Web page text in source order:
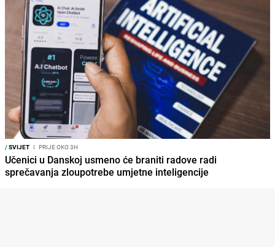
/SVIJET I PRIJE OKO 3H
Učenici u Danskoj usmeno će braniti radove radi
sprečavanja zloupotrebe umjetne inteligencije